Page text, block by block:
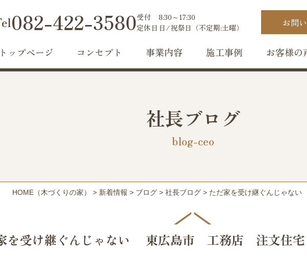
082-422-3580受付
8:30～17:30
定休日 日/祝祭日（不定期:土曜） お問
トップページ コンセプト 事業内容 施工事例 お客様の
社長ブログ
blog-ceo
HOME （木づくりの家） > 新着情報 > ブログ > 社長ブログ > ただ家を受け継ぐんじゃな
を受け継ぐんじゃない 東広島市 工務店 注文住